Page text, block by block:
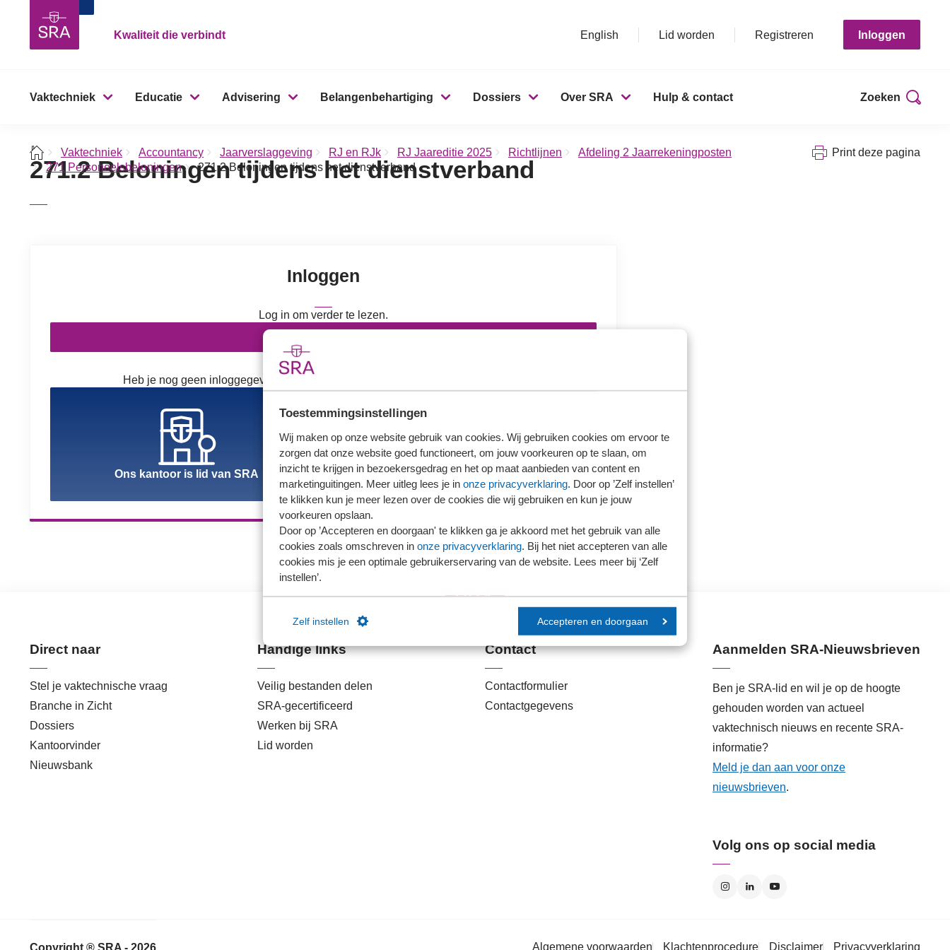
Toestemmingsinstellingen
Wij maken op onze website gebruik van cookies. Wij gebruiken cookies om ervoor te
zorgen dat onze website goed functioneert, om jouw voorkeuren op te slaan, om
inzicht te krijgen in bezoekersgedrag en het op maat aanbieden van content en
marketinguitingen. Meer uitleg lees je in onze privacyverklaring. Door op ’Zelf instellen’
te klikken kun je meer lezen over de cookies die wij gebruiken en kun je jouw
voorkeuren opslaan.
Door op ’Accepteren en doorgaan' te klikken ga je akkoord met het gebruik van alle
cookies zoals omschreven in onze privacyverklaring. Bij het niet accepteren van alle
cookies mis je een optimale gebruikerservaring van de website. Lees meer bij ‘Zelf
instellen’.
Zelf instellen Accepteren en doorgaan
Kwaliteit die verbindt English Lid worden Registreren Inloggen
Vaktechniek Educatie Advisering Belangenbehartiging Dossiers Over SRA Hulp & contact Zoeken
Vaktechniek Accountancy Jaarverslaggeving RJ en RJk RJ Jaareditie 2025 Richtlijnen
Afdeling 2 Jaarrekeningposten
271 Personeelsbeloningen
271.2 Beloningen tijdens het dienstverband
Print deze pagina
271.2 Beloningen tijdens het dienstverband
Inloggen
Log in om verder te lezen.
Heb je nog geen inloggegevens? Kies hieronder wat voor jou van toepassing is.
Ons kantoor is lid van SRA Ons kantoor is nog geen lid van SRA
Direct naar
Stel je vaktechnische vraag
Branche in Zicht
Dossiers
Kantoorvinder
Nieuwsbank
Handige links
Veilig bestanden delen
SRA-gecertificeerd
Werken bij SRA
Lid worden
Contact
Contactformulier
Contactgegevens
Aanmelden SRA-Nieuwsbrieven
Ben je SRA-lid en wil je op de hoogte
gehouden worden van actueel
vaktechnisch nieuws en recente SRA-
informatie?
Meld je dan aan voor onze
nieuwsbrieven.
Volg ons op social media
Algemene voorwaarden Klachtenprocedure Disclaimer Privacyverklaring
Copyright ® SRA - 2026